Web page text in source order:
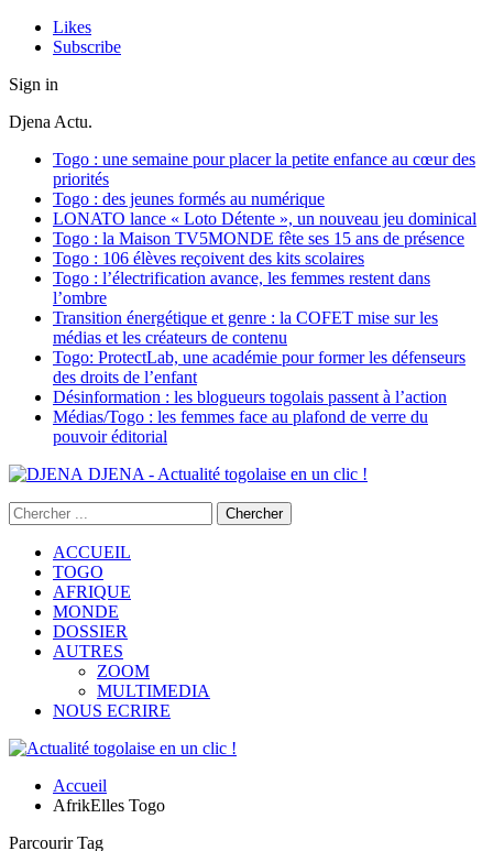
Likes
Subscribe
Sign in
Djena Actu.
Togo : une semaine pour placer la petite enfance au cœur des
priorités
Togo : des jeunes formés au numérique
LONATO lance « Loto Détente », un nouveau jeu dominical
Togo : la Maison TV5MONDE fête ses 15 ans de présence
Togo : 106 élèves reçoivent des kits scolaires
Togo : l’électrification avance, les femmes restent dans
l’ombre
Transition énergétique et genre : la COFET mise sur les
médias et les créateurs de contenu
Togo: ProtectLab, une académie pour former les défenseurs
des droits de l’enfant
Désinformation : les blogueurs togolais passent à l’action
Médias/Togo : les femmes face au plafond de verre du
pouvoir éditorial
DJENA - Actualité togolaise en un clic !
ACCUEIL
TOGO
AFRIQUE
MONDE
DOSSIER
AUTRES
ZOOM
MULTIMEDIA
NOUS ECRIRE
Accueil
AfrikElles Togo
Parcourir Tag